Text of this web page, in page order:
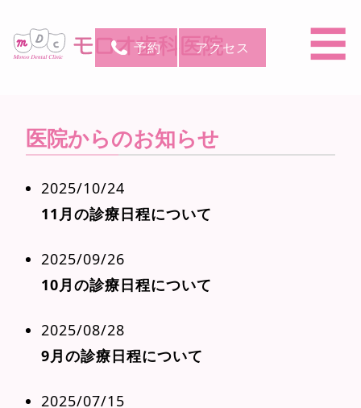
予約 アクセス ☰
医院からのお知らせ
2025/10/24
11月の診療日程について
2025/09/26
10月の診療日程について
2025/08/28
9月の診療日程について
2025/07/15